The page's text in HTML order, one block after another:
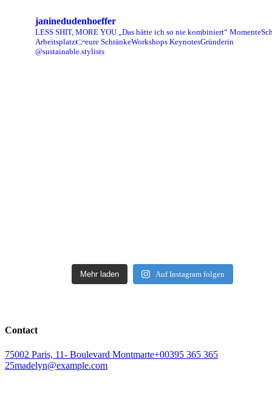
janinedudenhoeffer
LESS SHIT, MORE YOU „Das hätte ich so nie kombiniert“ Momente
Arbeitsplatz👉eure SchränkeWorkshops KeynotesGründerin
@sustainable.stylists
Mehr laden Auf Instagram folgen
Contact
75002 Paris, 11- Boulevard Montmarte+00395 365 365
25madelyn@example.com